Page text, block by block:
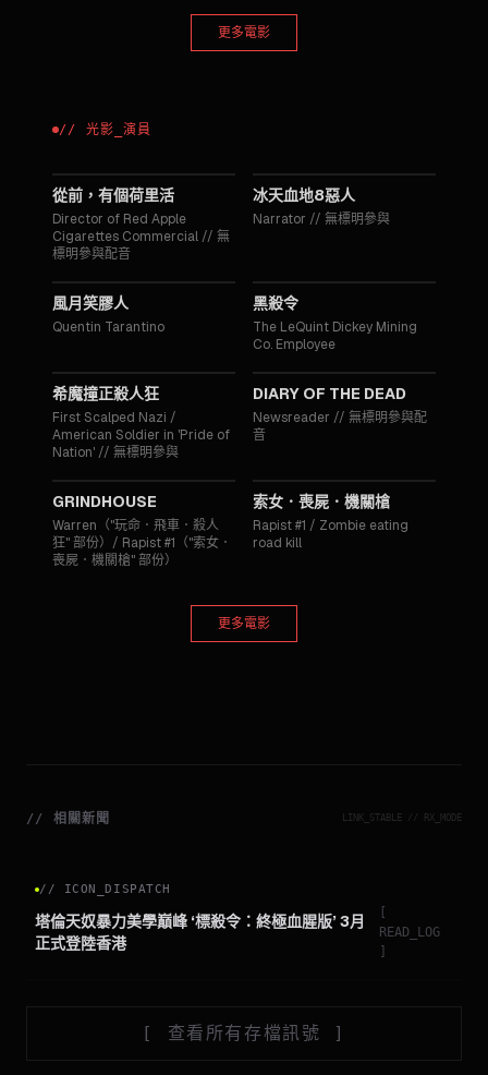
更多電影
// 光影 _演員
從前，有個荷里活
Director of Red Apple
Cigarettes Commercial // 無
標明參與配音
冰天血地8惡人
Narrator // 無標明參與
風月笑膠人
Quentin Tarantino
黑殺令
The LeQuint Dickey Mining
Co. Employee
希魔撞正殺人狂
First Scalped Nazi /
American Soldier in 'Pride of
Nation' // 無標明參與
DIARY OF THE DEAD
Newsreader // 無標明參與配
音
GRINDHOUSE
Warren（"玩命．飛車．殺人
狂" 部份）/ Rapist #1（"索女．
喪屍．機關槍" 部份）
索女．喪屍．機關槍
Rapist #1 / Zombie eating
road kill
更多電影
// 相關新聞 LINK_STABLE // RX_MODE
// ICON_DISPATCH
塔倫天奴暴力美學巔峰 ‘標殺令：終極血腥版’ 3月
正式登陸香港
[
READ_LOG
]
[ 查看所有存檔訊號 ]